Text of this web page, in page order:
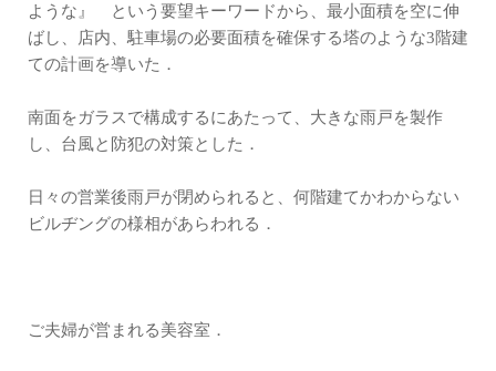
ような』 という要望キーワードから、最小面積を空に伸
ばし、店内、駐車場の必要面積を確保する塔のような3階建
ての計画を導いた．
南面をガラスで構成するにあたって、大きな雨戸を製作
し、台風と防犯の対策とした．
日々の営業後雨戸が閉められると、何階建てかわからない
ビルヂングの様相があらわれる．
ご夫婦が営まれる美容室．